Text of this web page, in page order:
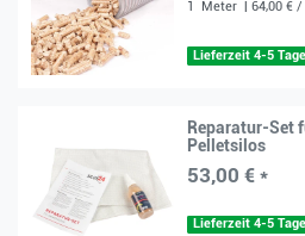
1 Meter | 64,00 €
Lieferzeit 4-5 Tage
Reparatur-Set
Pelletsilos
53,00 € *
Lieferzeit 4-5 Tage